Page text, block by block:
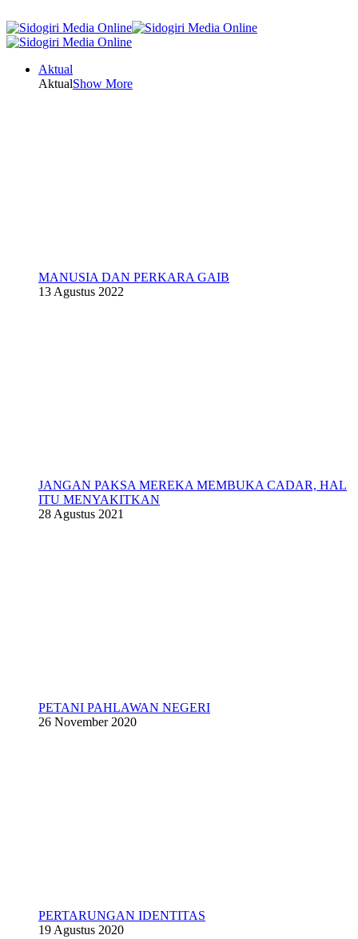
Aktual
AktualShow More
MANUSIA DAN PERKARA GAIB
13 Agustus 2022
JANGAN PAKSA MEREKA MEMBUKA CADAR, HAL
ITU MENYAKITKAN
28 Agustus 2021
PETANI PAHLAWAN NEGERI
26 November 2020
PERTARUNGAN IDENTITAS
19 Agustus 2020